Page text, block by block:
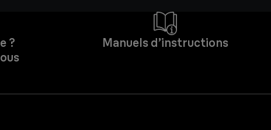
?
Manuels d’instructions